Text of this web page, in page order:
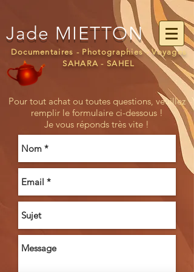
Jade MIETTON
Documentaires - Photographies - Voyages
SAHARA - SAHEL
Pour tout achat ou toutes questions, veuillez
remplir le formulaire ci-dessous !
Je vous réponds très vite !